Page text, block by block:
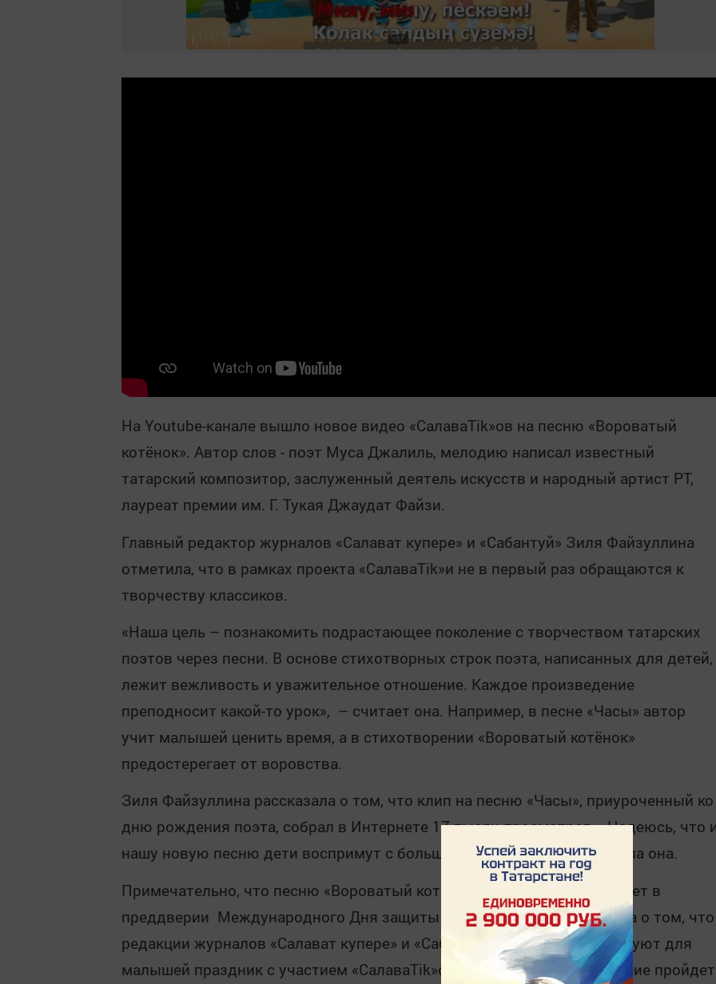
На Youtube-канале вышло новое видео «СалаваTik»ов на песню «Вороватый
котёнок». Автор слов - поэт Муса Джалиль, мелодию написал известный
татарский композитор, заслуженный деятель искусств и народный артист РТ,
лауреат премии им. Г. Тукая Джаудат Файзи.
Главный редактор журналов «Салават купере» и «Сабантуй» Зиля Файзуллина
отметила, что в рамках проекта «СалаваТіk»и не в первый раз обращаются к
творчеству классиков.
«Наша цель – познакомить подрастающее поколение с творчеством татарских
поэтов через песни. В основе стихотворных строк поэта, написанных для детей,
лежит вежливость и уважительное отношение. Каждое произведение
преподносит какой-то урок», – считает она. Например, в песне «Часы» автор
учит малышей ценить время, а в стихотворении «Вороватый котёнок»
предостерегает от воровства.
Зиля Файзуллина рассказала о том, что клип на песню «Часы», приуроченный ко
дню рождения поэта, собрал в Интернете 17 тысяч просмотров. «Надеюсь, что
нашу новую песню дети воспримут с большим интересом», – отметила она.
Примечательно, что песню «Вороватый котёнок» выложили в Интернет в
преддверии Международного Дня защиты детей. Главред напомнила о том, что
редакции журналов «Салават купере» и «Сабантуй» ежегодно организуют для
малышей праздник с участием «СалаваТіk»ов. В этом году мероприятие пройдет